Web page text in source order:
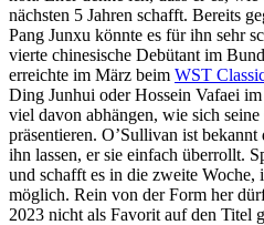
nächsten 5 Jahren schafft. Bereits
Pang Junxu könnte es für ihn sehr
vierte chinesische Debütant im
erreichte im März beim WST
Ding Junhui oder Hossein Vafaei
viel davon abhängen, wie sich
präsentieren. O’Sullivan ist
ihn lassen, er sie einfach überrollt.
und schafft es in die zweite Woche,
möglich. Rein von der Form her
2023 nicht als Favorit auf den Titel